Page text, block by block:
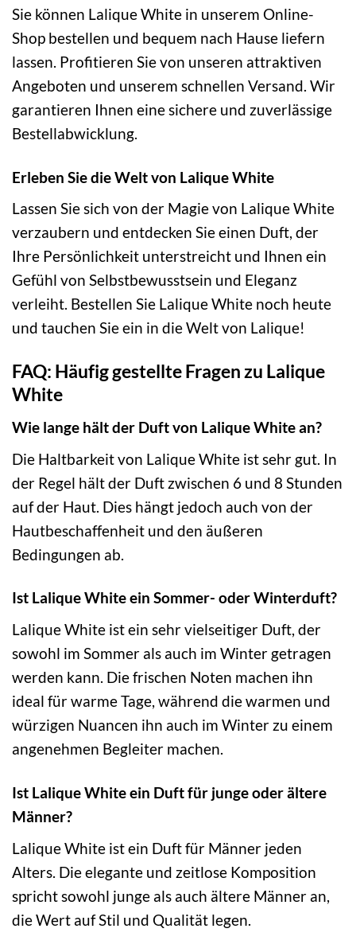
Sie können Lalique White in unserem Online-
Shop bestellen und bequem nach Hause liefern
lassen. Profitieren Sie von unseren attraktiven
Angeboten und unserem schnellen Versand. Wir
garantieren Ihnen eine sichere und zuverlässige
Bestellabwicklung.
Erleben Sie die Welt von Lalique White
Lassen Sie sich von der Magie von Lalique White
verzaubern und entdecken Sie einen Duft, der
Ihre Persönlichkeit unterstreicht und Ihnen ein
Gefühl von Selbstbewusstsein und Eleganz
verleiht. Bestellen Sie Lalique White noch heute
und tauchen Sie ein in die Welt von Lalique!
FAQ: Häufig gestellte Fragen zu Lalique
White
Wie lange hält der Duft von Lalique White an?
Die Haltbarkeit von Lalique White ist sehr gut. In
der Regel hält der Duft zwischen 6 und 8 Stunden
auf der Haut. Dies hängt jedoch auch von der
Hautbeschaffenheit und den äußeren
Bedingungen ab.
Ist Lalique White ein Sommer- oder Winterduft?
Lalique White ist ein sehr vielseitiger Duft, der
sowohl im Sommer als auch im Winter getragen
werden kann. Die frischen Noten machen ihn
ideal für warme Tage, während die warmen und
würzigen Nuancen ihn auch im Winter zu einem
angenehmen Begleiter machen.
Ist Lalique White ein Duft für junge oder ältere
Männer?
Lalique White ist ein Duft für Männer jeden
Alters. Die elegante und zeitlose Komposition
spricht sowohl junge als auch ältere Männer an,
die Wert auf Stil und Qualität legen.